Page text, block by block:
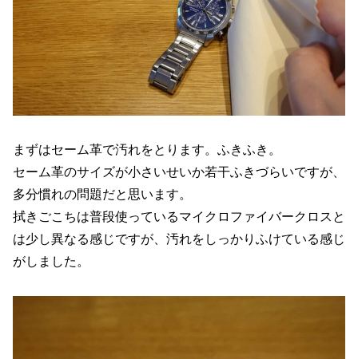
まずはセーム革で汚れをとります。ふきふき。
セーム革のサイズが小さいせいか若干ふきづらいですが、
多分慣れの問題だと思います。
拭きごこちは普段使っているマイクロファイバークロスと
は少し異なる感じですが、汚れをしっかりふけている感じ
がしました。